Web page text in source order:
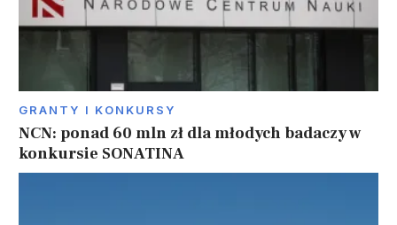
GRANTY I KONKURSY
NCN: ponad 60 mln zł dla młodych badaczy w
konkursie SONATINA